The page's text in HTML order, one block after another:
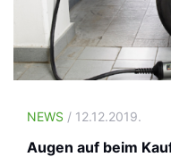
NEWS / 12.12.2019.
Augen auf beim